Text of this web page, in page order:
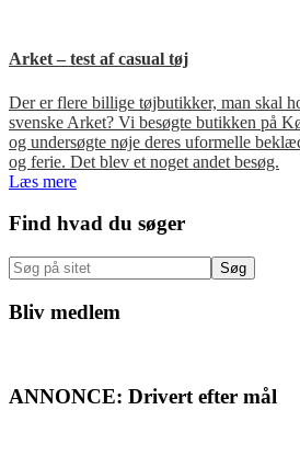
Arket – test af casual tøj
Der er flere billige tøjbutikker, man skal
svenske Arket? Vi besøgte butikken på
og undersøgte nøje deres uformelle
og ferie. Det blev et noget andet besøg.
Læs mere
Primær
Sidebar
Find hvad du søger
Søg
på
sitet
Bliv medlem
ANNONCE: Drivert efter mål